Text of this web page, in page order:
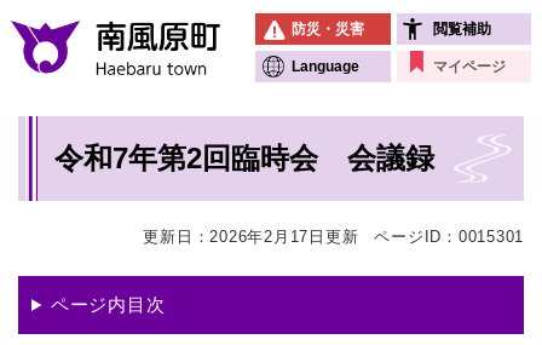
メニューを飛ばして本文へ
防災・災害 閲覧補助
Language マイページ
令和7年第2回臨時会 会議録
更新日：2026年2月17日更新 ページID：0015301
ページ内目次